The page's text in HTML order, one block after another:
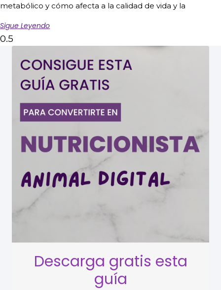
metabólico y cómo afecta a la calidad de vida y la
Sigue Leyendo
Descarga gratis esta
guía